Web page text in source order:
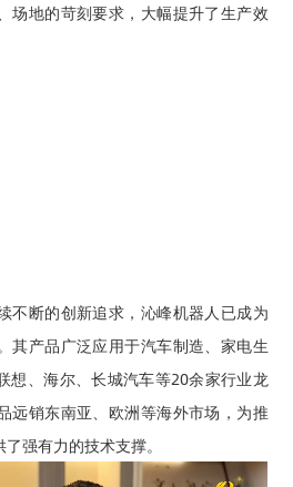
场地的苛刻要求，大幅提升了生产效
不断的创新追求，沁峰机器人已成为
其产品广泛应用于汽车制造、家电生
想、海尔、长城汽车等20余家行业龙
远销东南亚、欧洲等海外市场，为推
强有力的技术支撑。